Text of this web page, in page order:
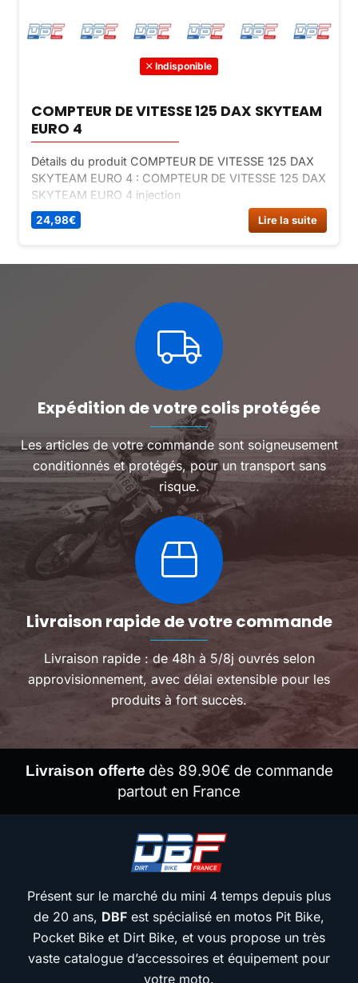
Indisponible
COMPTEUR DE VITESSE 125 DAX SKYTEAM
EURO 4
Détails du produit COMPTEUR DE VITESSE 125 DAX
SKYTEAM EURO 4 : COMPTEUR DE VITESSE 125 DAX
SKYTEAM EURO 4 injection
24,98€ Lire la suite
Expédition de votre colis protégée
Les articles de votre commande sont soigneusement
conditionnés et protégés, pour un transport sans
risque.
Livraison rapide de votre commande
Livraison rapide : de 48h à 5/8j ouvrés selon
approvisionnement, avec délai extensible pour les
produits à fort succès.
Livraison offerte dès 89.90€ de commande
partout en France
Présent sur le marché du mini 4 temps depuis plus
de 20 ans, DBF est spécialisé en motos Pit Bike,
Pocket Bike et Dirt Bike, et vous propose un très
vaste catalogue d’accessoires et équipement pour
votre moto.